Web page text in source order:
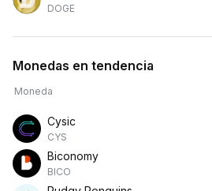
DOGE
Monedas en tendencia
Moneda
Cysic
CYS
Biconomy
BICO